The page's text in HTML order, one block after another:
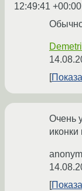
12:49:41 +00:00
Очень
иконки